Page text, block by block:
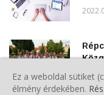
Ez a weboldal sütiket
élmény érdekében.